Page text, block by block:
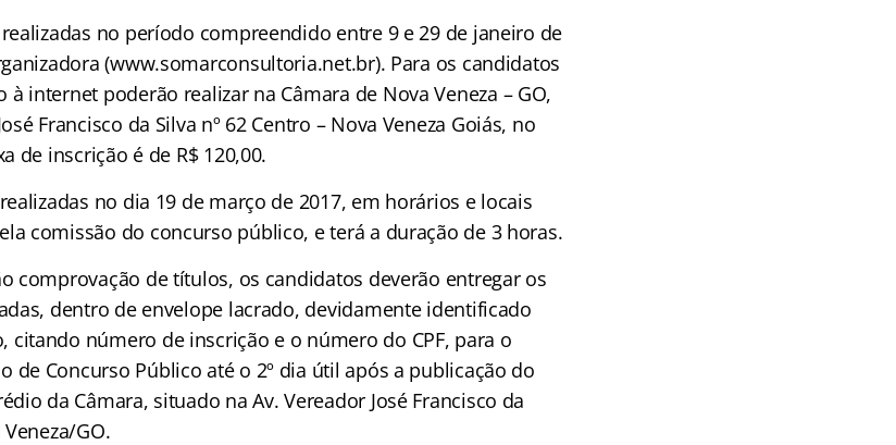
no período compreendido entre 9 e 29 de janeiro de
(www.somarconsultoria.net.br). Para os candidatos
internet poderão realizar na Câmara de Nova Veneza – GO,
Francisco da Silva nº 62 Centro – Nova Veneza Goiás, no
de inscrição é de R$ 120,00.
no dia 19 de março de 2017, em horários e locais
comissão do concurso público, e terá a duração de 3 horas.
comprovação de títulos, os candidatos deverão entregar os
dentro de envelope lacrado, devidamente identificado
citando número de inscrição e o número do CPF, para o
de Concurso Público até o 2º dia útil após a publicação do
da Câmara, situado na Av. Vereador José Francisco da
GO.